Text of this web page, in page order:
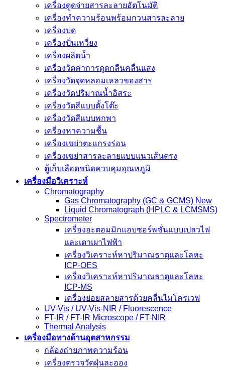
เครื่องดูดจ่ายสารละลายอัตโนมัติ
เครื่องทำความร้อนพร้อมกวนสารละลาย
เครื่องบด
เครื่องปั่นเหวี่ยง
เครื่องผลิตน้ำ
เครื่องวัดค่าการดูดกลืนคลื่นแสง
เครื่องวัดจุดหลอมเหลวของสาร
เครื่องวัดปริมาณน้ำอิสระ
เครื่องวัดสีแบบตั้งโต๊ะ
เครื่องวัดสีแบบพกพา
เครื่องหาความชื้น
เครื่องเขย่าตะแกรงร่อน
เครื่องเขย่าสารละลายแบบแนวเส้นตรง
ตู้เก็บเลือดชนิดควบคุมอุณหภูมิ
เครื่องมือวิเคราะห์
Chromatography
Gas Chromatography (GC & GCMS) New
Liquid Chromatograph (HPLC & LCMSMS)
Spectrometer
เครื่องอะตอมมิกแอบซอร์พชั่นแบบเปลวไฟ
และเตาเผาไฟฟ้า
เครื่องวิเคราะห์หาปริมาณธาตุและโลหะ
ICP-OES
เครื่องวิเคราะห์หาปริมาณธาตุและโลหะ
ICP-MS
เครื่องย่อยสลายสารด้วยคลื่นไมโครเวฟ
UV-Vis / UV-Vis-NIR / Fluorescence
FT-IR / FT-IR Microscope / FT-NIR
Thermal Analysis
เครื่องมือทางด้านอุตสาหกรรม
กล้องถ่ายภาพความร้อน
เครื่องตรวจวัดฝุ่นละออง